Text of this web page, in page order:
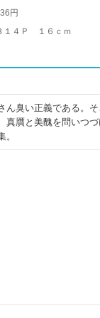
円
１４Ｐ １６ｃｍ
ん臭い正義である。
真贋と美醜を問いつ